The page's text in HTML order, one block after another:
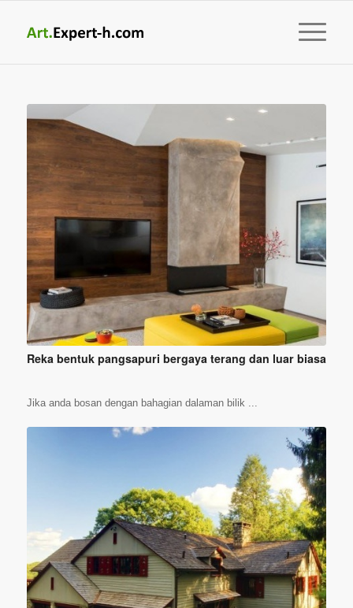
Reka bentuk pangsapuri bergaya terang dan luar biasa
Jika anda bosan dengan bahagian dalaman bilik ...